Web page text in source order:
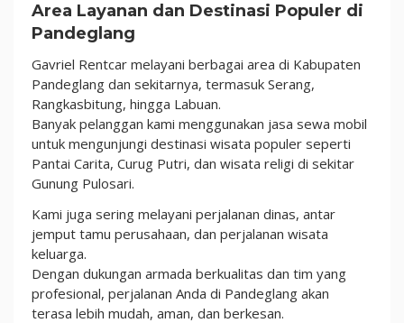
Area Layanan dan Destinasi Populer di
Pandeglang
Gavriel Rentcar melayani berbagai area di Kabupaten
Pandeglang dan sekitarnya, termasuk Serang,
Rangkasbitung, hingga Labuan.
Banyak pelanggan kami menggunakan jasa sewa mobil
untuk mengunjungi destinasi wisata populer seperti
Pantai Carita, Curug Putri, dan wisata religi di sekitar
Gunung Pulosari.
Kami juga sering melayani perjalanan dinas, antar
jemput tamu perusahaan, dan perjalanan wisata
keluarga.
Dengan dukungan armada berkualitas dan tim yang
profesional, perjalanan Anda di Pandeglang akan
terasa lebih mudah, aman, dan berkesan.